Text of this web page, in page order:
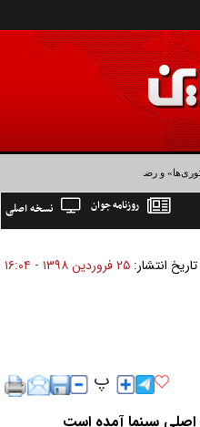
و رضا داوودنژاد: رضا کودک درون فعالی
نسخه اصلی روزنامه جوان
تاریخ انتشار: ۲۵ فروردين ۱۳۹۸ - ۱۶:۰۴
سینما آمده است